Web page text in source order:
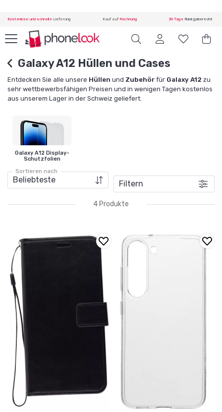
Kostenlose und schnelleLieferung Kauf auf Rechnung 30 TageRückgaberecht
Galaxy A12 Hüllen und Cases
Entdecken Sie alle unsere Hüllen und Zubehör für Galaxy A12 zu
sehr wettbewerbsfähigen Preisen und in wenigen Tagen kostenlos
aus unserem Lager in der Schweiz geliefert.
Galaxy A12 Display-
Schutzfolien
Sortieren nach
Filtern
4 Produkte